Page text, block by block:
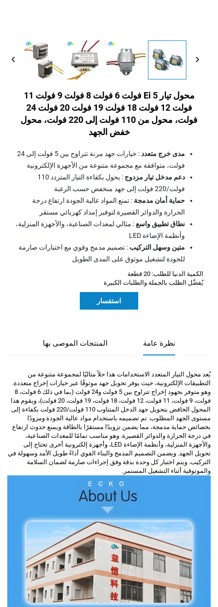
محول تيار Ei 5 فولت 6 فولت 8 فولت 9 فولت 11
فولت 12 فولت 18 فولت 19 فولت 20 فولت 24
فولت، محول من 110 فولت إلى 220 فولت، محول
خفض الجهد
مدى خرج متعدد
: خيارات جهد مرنة تتراوح بين 5 فولت إلى 24
فولت، متوافقة مع مجموعة متنوعة من الأجهزة الإلكترونية
دعم مدخل تيار مزدوج
: يحول بكفاءة التيار المتردد 110
فولت/220 فولت إلى جهد منخفض حسب الرغبة
حماية أمان مدمجة : تمنع المواد عالية الجودة ارتفاع درجة
الحرارة والدوائر القصيرة لتوفير إمداد كهربائي مستقر
نطاق تطبيق واسع : مثالي لمعدات الصناعية، والأجهزة المنزلية،
وأنظمة الإضاءة LED
متين وسهل التركيب : تصميم مدمج وقوي مع اختبارات صارمة
للجودة لتشغيل موثوق على المدى الطويل
الكمية الدنيا للطلب: 20 قطعة
يُفضَّل الطلب بالجملة والطلبات الكبيرة
استفسار
نظرة عامة المنتجات الموصى بها
يُعد محول التيار المتعدد الاستخدامات هذا حلاً مثاليًا لمجموعة متنوعة من
التطبيقات الإلكترونية، حيث يوفر تحويل جهد موثوقًا عبر خيارات إخراج متعددة.
وهو متوفر بجهود إخراج تتراوح بين 5 فولت و24 فولت (بما في ذلك 6 فولت، 8
فولت، 9 فولت، 11 فولت، 12 فولت، 18 فولت، 19 فولت، 20 فولت)، ويقوم هذا
المحول الخافض بتحويل جهد الدخل المتناوب 110 فولت/220 فولت بكفاءة إلى
مستوى الجهد المطلوب. تم تصميمه باستخدام مواد عالية الجودة ومزودًا
بخصائص حماية مدمجة، مما يضمن تزويدًا مستقرًا بالطاقة ويمنع حدوث ارتفاع
في درجة الحرارة والدوائر القصيرة. وهو مناسب تمامًا للمعدات الصناعية،
والأجهزة المنزلية، وأنظمة الإضاءة LED، وأجهزة إلكترونية أخرى تحتاج إلى
تحويل الجهد. ويضمن التصميم المدمج والبناء القوي أداءً طويل الأمد وسهولة في
التركيب. ويتم اختبار كل وحدة بدقة وفق إجراءات صارمة لضمان السلامة
والموثوقية أثناء التشغيل المستمر.